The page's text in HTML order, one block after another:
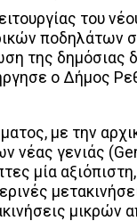
του
ποδηλάτων
της δημόσιας
ο Δήμος
με την
νέας γενιάς
μία
μικρών